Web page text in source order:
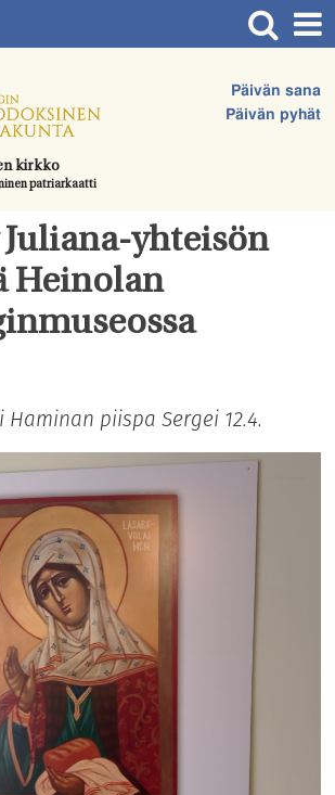
kirkko
patriarkaatti
Päivän sana
Päivän pyhät
yhteisön
Heinolan
piispa Sergei 12.4.